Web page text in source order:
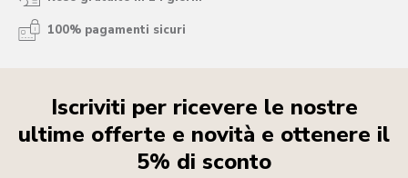
100% pagamenti sicuri
Iscriviti per ricevere le nostre
ultime offerte e novità e ottenere il
5% di sconto